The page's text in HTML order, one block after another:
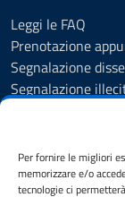
Per fornire le migliori
memorizzare e/o
tecnologie ci
Leggi le FAQ
Prenotazione
Segnalazione
Segnalazione
Informativa
Cookie policy